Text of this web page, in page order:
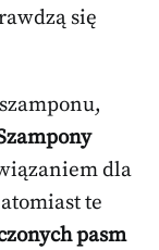
się
dla
te
pasm